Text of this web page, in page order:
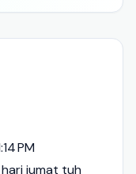
PM
jumat tuh